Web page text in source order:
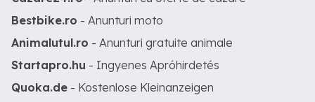
Bestbike.ro - Anunturi moto
Animalutul.ro - Anunturi gratuite animale
Startapro.hu - Ingyenes Apróhirdetés
Quoka.de - Kostenlose Kleinanzeigen